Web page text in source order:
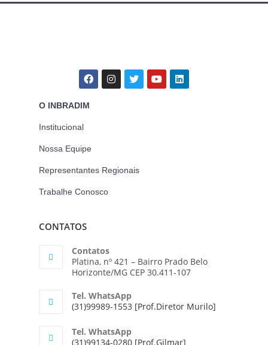
O INBRADIM
Institucional
Nossa Equipe
Representantes Regionais
Trabalhe Conosco
CONTATOS
Contatos
Platina, nº 421 – Bairro Prado Belo
Horizonte/MG CEP 30.411-107
Tel. WhatsApp
(31)99989-1553 [Prof.Diretor Murilo]
Tel. WhatsApp
(31)99134-0280 [Prof.Gilmar]